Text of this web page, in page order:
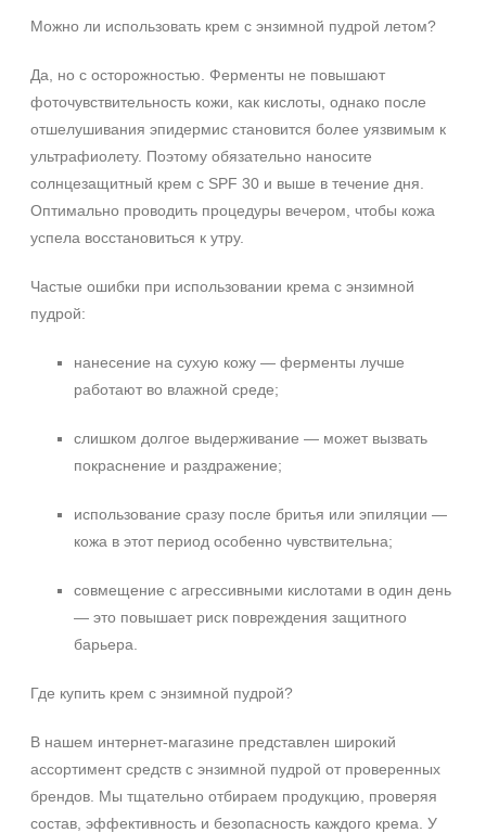
Можно ли использовать крем с энзимной пудрой летом?
Да, но с осторожностью. Ферменты не повышают
фоточувствительность кожи, как кислоты, однако после
отшелушивания эпидермис становится более уязвимым к
ультрафиолету. Поэтому обязательно наносите
солнцезащитный крем с SPF 30 и выше в течение дня.
Оптимально проводить процедуры вечером, чтобы кожа
успела восстановиться к утру.
Частые ошибки при использовании крема с энзимной
пудрой:
нанесение на сухую кожу — ферменты лучше
работают во влажной среде;
слишком долгое выдерживание — может вызвать
покраснение и раздражение;
использование сразу после бритья или эпиляции —
кожа в этот период особенно чувствительна;
совмещение с агрессивными кислотами в один день
— это повышает риск повреждения защитного
барьера.
Где купить крем с энзимной пудрой?
В нашем интернет‑магазине представлен широкий
ассортимент средств с энзимной пудрой от проверенных
брендов. Мы тщательно отбираем продукцию, проверяя
состав, эффективность и безопасность каждого крема. У